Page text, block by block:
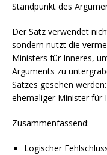
Standpunkt des
Der Satz verwendet
sondern nutzt die
Ministers für Inneres,
Arguments zu
Satzes gesehen
ehemaliger Minister für
Zusammenfassend:
Logischer